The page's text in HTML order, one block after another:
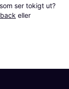
ser tokigt ut?
eller